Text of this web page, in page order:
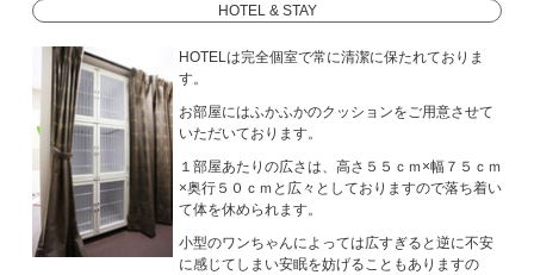
HOTEL & STAY
HOTELは完全個室で常に清潔に保たれておりま
す。
お部屋にはふかふかのクッションをご用意させて
いただいております。
１部屋あたりの広さは、高さ５５ｃｍ×幅７５ｃｍ
×奥行５０ｃｍと広々としておりますので落ち着い
て体を休められます。
小型のワンちゃんによっては広すぎると逆に不安
に感じてしまい安眠を妨げることもありますの